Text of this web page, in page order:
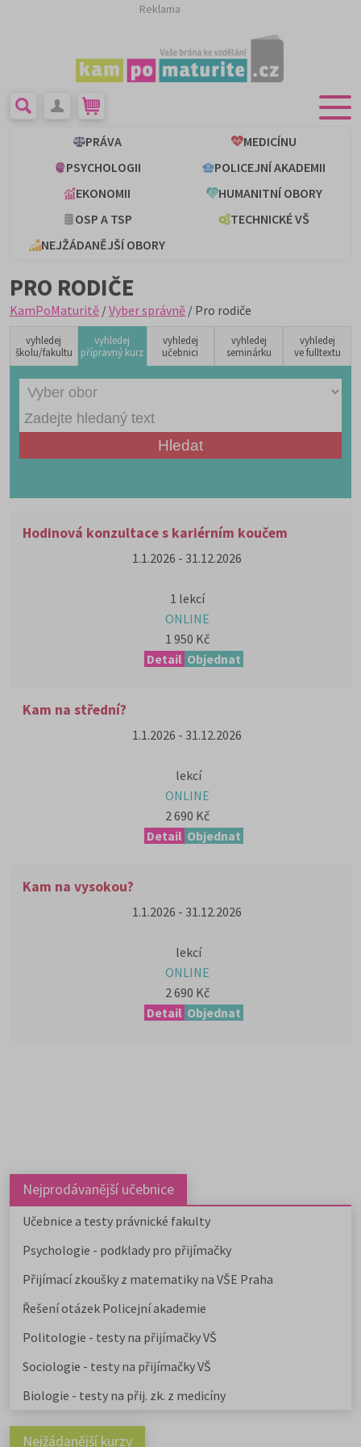
Reklama
PRÁVA
MEDICÍNU
PSYCHOLOGII
POLICEJNÍ AKADEMII
EKONOMII
HUMANITNÍ OBORY
OSP A TSP
TECHNICKÉ VŠ
NEJŽÁDANĚJŠÍ OBORY
PRO RODIČE
KamPoMaturitě /Vyber správně / Pro rodiče
vyhledej
školu/fakultu
vyhledej
přípravný kurz
vyhledej
učebnici
vyhledej
seminárku
vyhledej
ve fulltextu
Hodinová konzultace s kariérním koučem
1.1.2026 - 31.12.2026
1 lekcí
ONLINE
1 950 Kč
Detail Objednat
Kam na střední?
1.1.2026 - 31.12.2026
lekcí
ONLINE
2 690 Kč
Detail Objednat
Kam na vysokou?
1.1.2026 - 31.12.2026
lekcí
ONLINE
2 690 Kč
Detail Objednat
Nejprodávanější učebnice
Učebnice a testy právnické fakulty
Psychologie - podklady pro přijímačky
Přijímací zkoušky z matematiky na VŠE Praha
Řešení otázek Policejní akademie
Politologie - testy na přijímačky VŠ
Sociologie - testy na přijímačky VŠ
Biologie - testy na přij. zk. z medicíny
Nejžádanější kurzy